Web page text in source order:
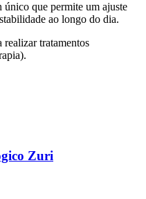
único que permite um ajuste
ao longo do dia.
realizar tratamentos
Zuri